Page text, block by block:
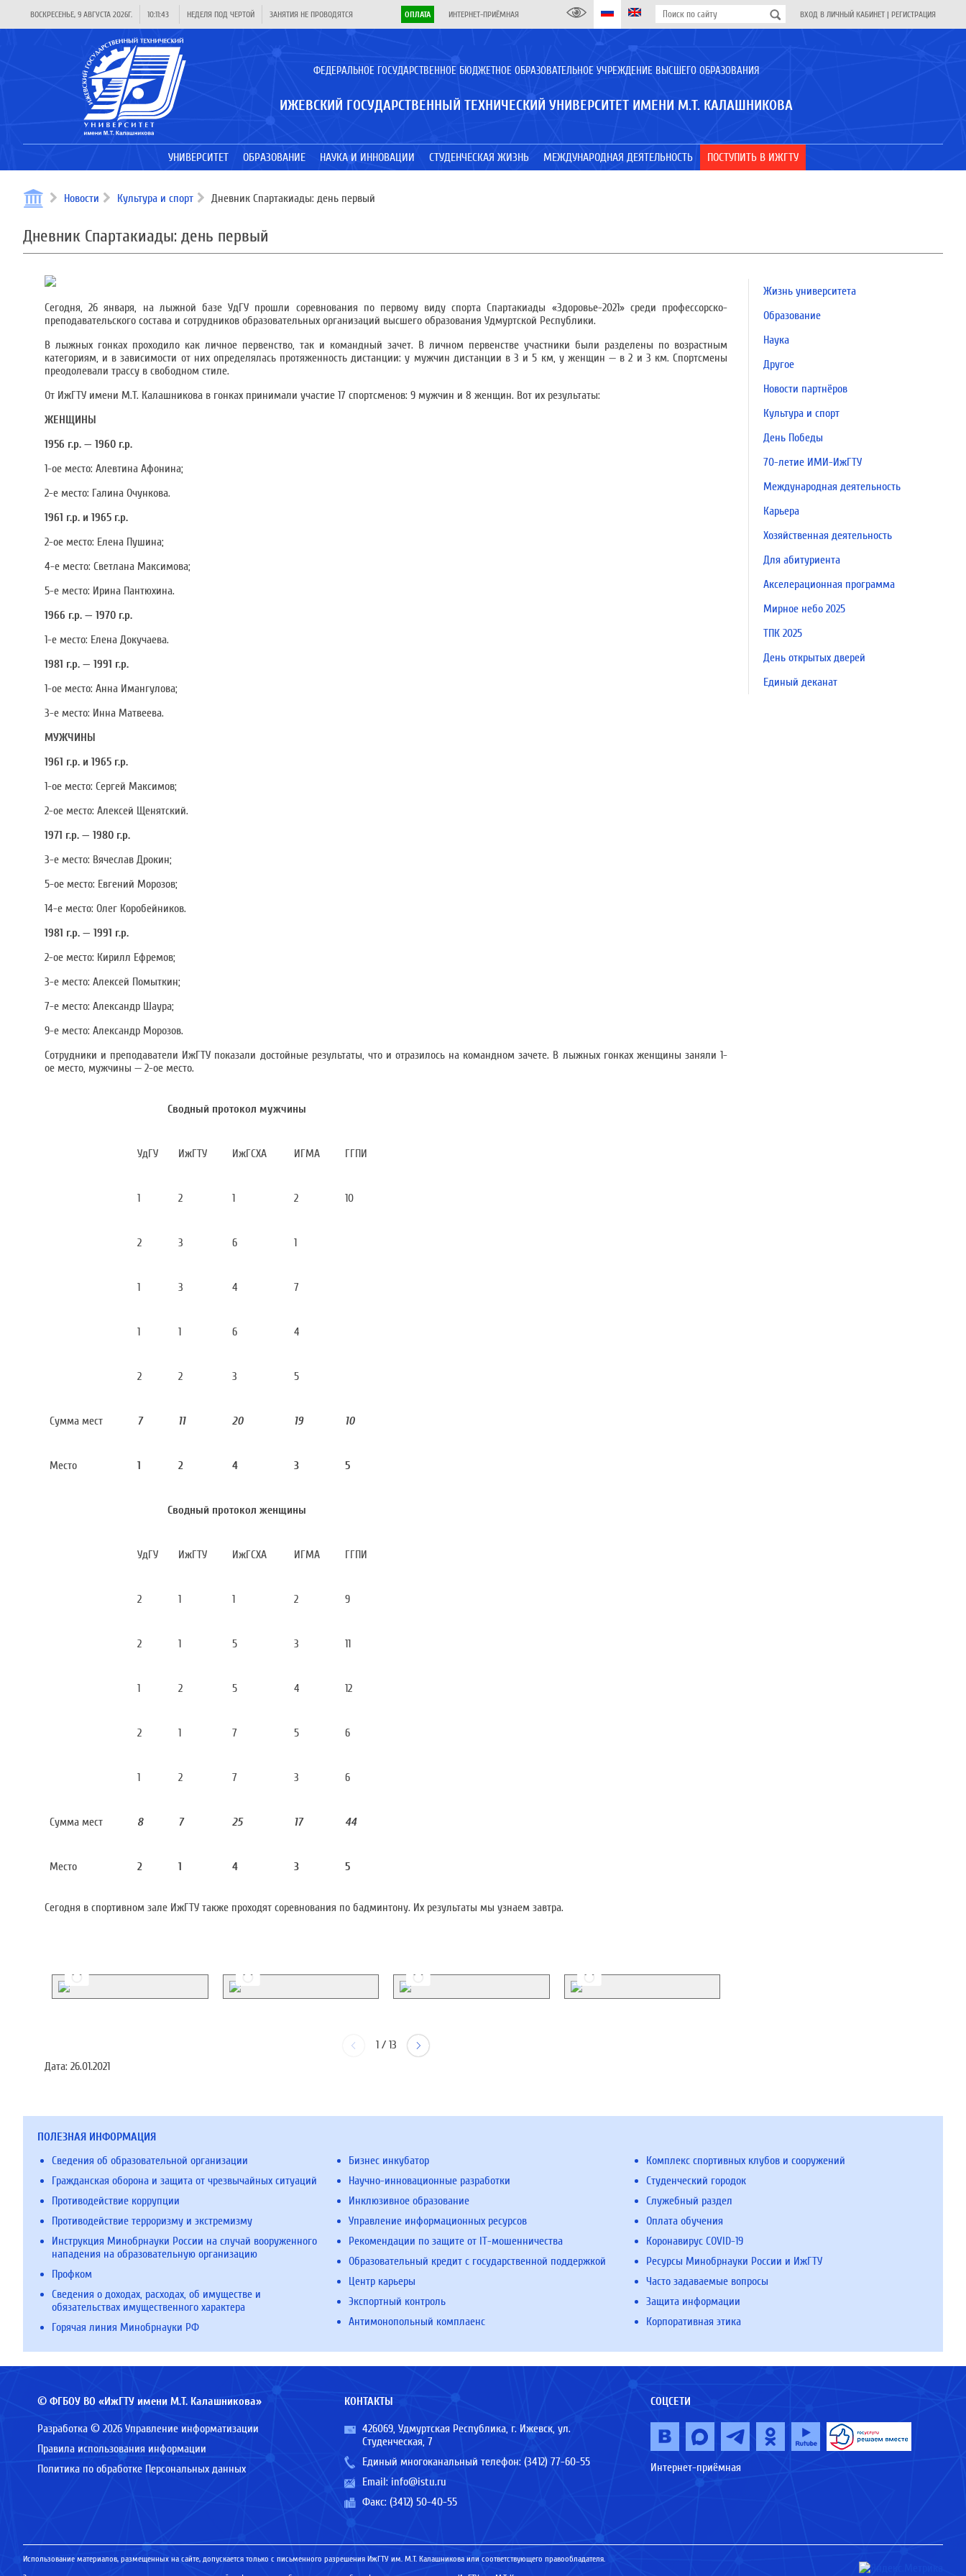
ВОСКРЕСЕНЬЕ, 9 АВГУСТА 2026Г. 10:11:44 НЕДЕЛЯ ПОД ЧЕРТОЙ ЗАНЯТИЯ НЕ ПРОВОДЯТСЯ ОПЛАТА ИНТЕРНЕТ-ПРИЁМНАЯ ВХОД В ЛИЧНЫЙ КАБИНЕТ | РЕГИСТРАЦИЯ
ФЕДЕРАЛЬНОЕ ГОСУДАРСТВЕННОЕ БЮДЖЕТНОЕ ОБРАЗОВАТЕЛЬНОЕ УЧРЕЖДЕНИЕ ВЫСШЕГО ОБРАЗОВАНИЯ
ИЖЕВСКИЙ ГОСУДАРСТВЕННЫЙ ТЕХНИЧЕСКИЙ УНИВЕРСИТЕТ ИМЕНИ М.Т. КАЛАШНИКОВА
УНИВЕРСИТЕТ ОБРАЗОВАНИЕ НАУКА И ИННОВАЦИИ СТУДЕНЧЕСКАЯ ЖИЗНЬ МЕЖДУНАРОДНАЯ ДЕЯТЕЛЬНОСТЬ ПОСТУПИТЬ В ИЖГТУ
Новости Культура и спорт Дневник Спартакиады: день первый
Дневник Спартакиады: день первый
Сегодня, 26 января, на лыжной базе УдГУ прошли соревнования по первому виду спорта Спартакиады «Здоровье-2021» среди профессорско-
преподавательского состава и сотрудников образовательных организаций высшего образования Удмуртской Республики.
В лыжных гонках проходило как личное первенство, так и командный зачет. В личном первенстве участники были разделены по возрастным
категориям, и в зависимости от них определялась протяженность дистанции: у мужчин дистанции в 3 и 5 км, у женщин — в 2 и 3 км. Спортсмены
преодолевали трассу в свободном стиле.
От ИжГТУ имени М.Т. Калашникова в гонках принимали участие 17 спортсменов: 9 мужчин и 8 женщин. Вот их результаты:
ЖЕНЩИНЫ
1956 г.р. — 1960 г.р.
1-ое место: Алевтина Афонина;
2-е место: Галина Очункова.
1961 г.р. и 1965 г.р.
2-ое место: Елена Пушина;
4-е место: Светлана Максимова;
5-е место: Ирина Пантюхина.
1966 г.р. — 1970 г.р.
1-е место: Елена Докучаева.
1981 г.р. — 1991 г.р.
1-ое место: Анна Имангулова;
3-е место: Инна Матвеева.
МУЖЧИНЫ
1961 г.р. и 1965 г.р.
1-ое место: Сергей Максимов;
2-ое место: Алексей Щенятский.
1971 г.р. — 1980 г.р.
3-е место: Вячеслав Дрокин;
5-ое место: Евгений Морозов;
14-е место: Олег Коробейников.
1981 г.р. — 1991 г.р.
2-ое место: Кирилл Ефремов;
3-е место: Алексей Помыткин;
7-е место: Александр Шаура;
9-е место: Александр Морозов.
Сотрудники и преподаватели ИжГТУ показали достойные результаты, что и отразилось на командном зачете. В лыжных гонках женщины заняли 1-
ое место, мужчины — 2-ое место.
Сводный протокол мужчины
УдГУ ИжГТУ ИжГСХА ИГМА ГГПИ
1 2 1 2 10
2 3 6 1
1 3 4 7
1 1 6 4
2 2 3 5
Сумма мест 7 11 20 19 10
Место 1 2 4 3 5
Сводный протокол женщины
УдГУ ИжГТУ ИжГСХА ИГМА ГГПИ
2 1 1 2 9
2 1 5 3 11
1 2 5 4 12
2 1 7 5 6
1 2 7 3 6
Сумма мест 8 7 25 17 44
Место 2 1 4 3 5
Сегодня в спортивном зале ИжГТУ также проходят соревнования по бадминтону. Их результаты мы узнаем завтра.
1/ 13
Дата: 26.01.2021
Жизнь университета
Образование
Наука
Другое
Новости партнёров
Культура и спорт
День Победы
70-летие ИМИ-ИжГТУ
Международная деятельность
Карьера
Хозяйственная деятельность
Для абитуриента
Акселерационная программа
Мирное небо 2025
ТПК 2025
День открытых дверей
Единый деканат
ПОЛЕЗНАЯ ИНФОРМАЦИЯ
Сведения об образовательной организации
Гражданская оборона и защита от чрезвычайных ситуаций
Противодействие коррупции
Противодействие терроризму и экстремизму
Инструкция Минобрнауки России на случай вооруженного
нападения на образовательную организацию
Профком
Сведения о доходах, расходах, об имуществе и
обязательствах имущественного характера
Горячая линия Минобрнауки РФ
Бизнес инкубатор
Научно-инновационные разработки
Инклюзивное образование
Управление информационных ресурсов
Рекомендации по защите от IT-мошенничества
Образовательный кредит с государственной поддержкой
Центр карьеры
Экспортный контроль
Антимонопольный комплаенс
Комплекс спортивных клубов и сооружений
Студенческий городок
Служебный раздел
Оплата обучения
Коронавирус COVID-19
Ресурсы Минобрнауки России и ИжГТУ
Часто задаваемые вопросы
Защита информации
Корпоративная этика
© ФГБОУ ВО «ИжГТУ имени М.Т. Калашникова»
Разработка © 2026 Управление информатизации
Правила использования информации
Политика по обработке Персональных данных
КОНТАКТЫ
426069, Удмуртская Республика, г. Ижевск, ул.
Студенческая, 7
Единый многоканальный телефон: (3412) 77-60-55
Email: info@istu.ru
Факс: (3412) 50-40-55
СОЦСЕТИ
Интернет-приёмная
Использование материалов, размещенных на сайте, допускается только с письменного разрешения ИжГТУ им. М.Т. Калашникова или соответствующего правообладателя.